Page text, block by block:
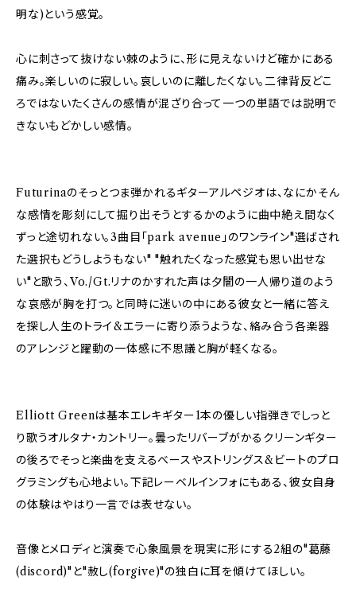
明な)という感覚。
心に刺さって抜けない棘のように、形に見えないけど確かにある
痛み。楽しいのに寂しい。哀しいのに離したくない。二律背反どこ
ろではないたくさんの感情が混ざり合って一つの単語では説明で
きないもどかしい感情。
Futurinaのそっとつま弾かれるギターアルペジオは、なにかそん
な感情を彫刻にして掘り出そうとするかのように曲中絶え間なく
ずっと途切れない。3曲目「park avenue」のワンライン"選ばされ
た選択もどうしようもない" "触れたくなった感覚も思い出せな
い"と歌う、Vo./Gt.リナのかすれた声は夕闇の一人帰り道のよう
な哀感が胸を打つ。と同時に迷いの中にある彼女と一緒に答え
を探し人生のトライ&エラーに寄り添うような、絡み合う各楽器
のアレンジと躍動の一体感に不思議と胸が軽くなる。
Elliott Greenは基本エレキギター1本の優しい指弾きでしっと
り歌うオルタナ・カントリー。曇ったリバーブがかるクリーンギター
の後ろでそっと楽曲を支えるベースやストリングス&ビートのプロ
グラミングも心地よい。下記レーベルインフォにもある、彼女自身
の体験はやはり一言では表せない。
音像とメロディと演奏で心象風景を現実に形にする2組の"葛藤
(discord)"と"赦し(forgive)"の独白に耳を傾けてほしい。